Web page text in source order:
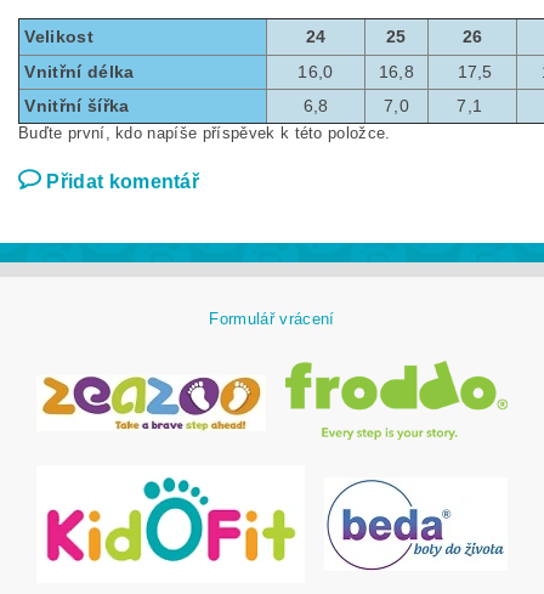
Velikost 24 25
26
Vnitřní délka
16,0 16,8 17,5
Vnitřní šířka
6,8 7,0 7,1
Buďte první, kdo napíše příspěvek k této položce.
Přidat komentář
Formulář vrácení